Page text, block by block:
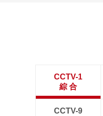
CCTV-1
綜 合
CCTV-9